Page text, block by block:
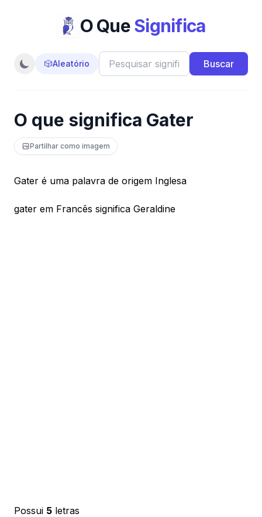
O QueSignifica
🎲Aleatório Buscar
O que significa Gater
Partilhar como imagem
Gater é uma palavra de origem Inglesa
gater em Francês significa Geraldine
Possui 5 letras